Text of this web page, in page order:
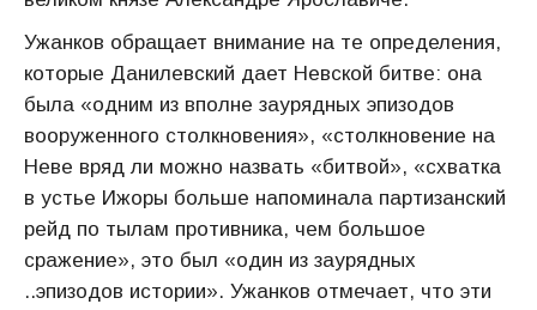
Ужанков обращает внимание на те определения,
которые Данилевский дает Невской битве: она
была «одним из вполне заурядных эпизодов
вооруженного столкновения», «столкновение на
Неве вряд ли можно назвать «битвой», «схватка
в устье Ижоры больше напоминала партизанский
рейд по тылам противника, чем большое
сражение», это был «один из заурядных
..эпизодов истории». Ужанков отмечает, что эти